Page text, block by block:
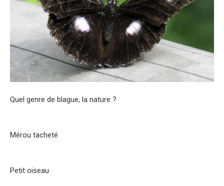
Quel genre de blague, la nature ?
Mérou tacheté
Petit oiseau